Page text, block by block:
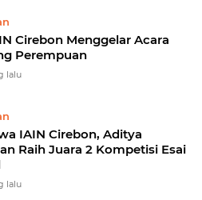
Cirebon Menggelar Acara
Perempuan
lalu
IAIN Cirebon, Aditya
Raih Juara 2 Kompetisi Esai
lalu